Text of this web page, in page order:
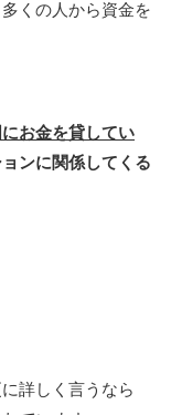
くの人から資金を
にお金を貸してい
ンに関係してくる
に詳しく言うなら